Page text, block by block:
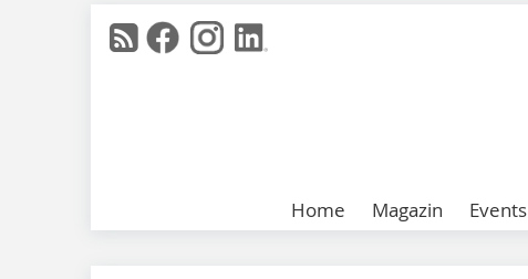
Home Magazin Events